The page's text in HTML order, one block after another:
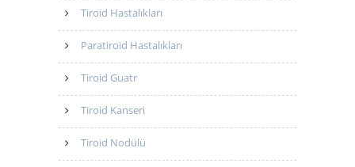
Tiroid Hastalıkları
Paratiroid Hastalıkları
Tiroid Guatr
Tiroid Kanseri
Tiroid Nodülü